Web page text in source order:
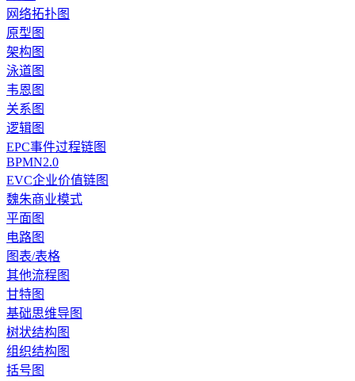
网络拓扑图
原型图
架构图
泳道图
韦恩图
关系图
逻辑图
EPC事件过程链图
BPMN2.0
EVC企业价值链图
魏朱商业模式
平面图
电路图
图表/表格
其他流程图
甘特图
基础思维导图
树状结构图
组织结构图
括号图